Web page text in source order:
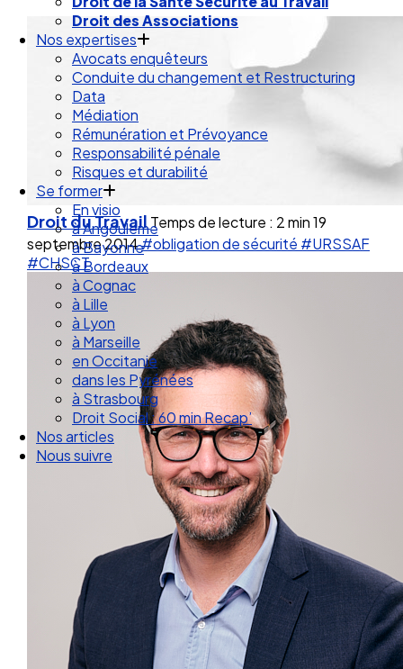
Droit des Associations
Nos expertises
Avocats enquêteurs
Conduite du changement et Restructuring
Data
Médiation
Rémunération et Prévoyance
Responsabilité pénale
Risques et durabilité
Se former
En visio
à Angouleme
à Bayonne
à Bordeaux
à Cognac
à Lille
à Lyon
à Marseille
en Occitanie
dans les Pyrénées
à Strasbourg
Droit Social : 60 min Recap’
Nos articles
Nous suivre
Droit du TravailTemps de lecture : 2 min19
septembre 2014#obligation de sécurité #URSSAF
#CHSCT